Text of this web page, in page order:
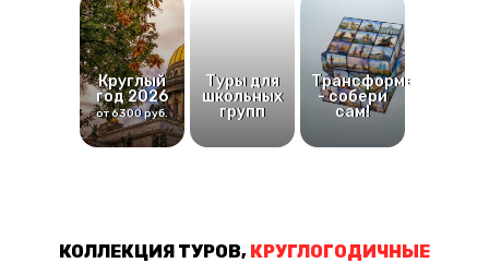
Круглый
год 2026
от 6300 руб.
Туры для
школьных
групп
Трансформер
- собери
сам!
КОЛЛЕКЦИЯ ТУРОВ, КРУГЛОГОДИЧНЫЕ